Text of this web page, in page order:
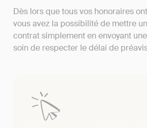
Dès lors que tous vos honoraires
vous avez la possibilité de mettre
contrat simplement en envoyant
soin de respecter le délai de